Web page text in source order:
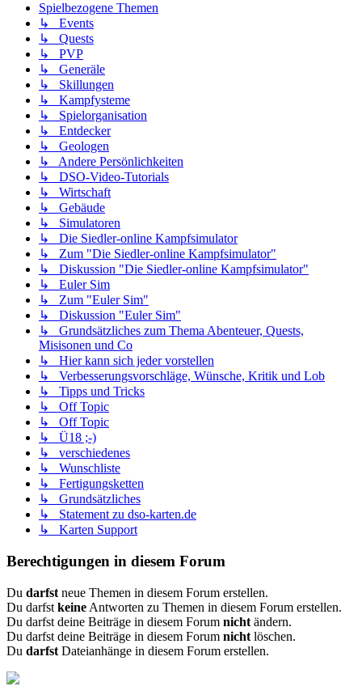
Spielbezogene Themen
↳ Events
↳ Quests
↳ PVP
↳ Generäle
↳ Skillungen
↳ Kampfysteme
↳ Spielorganisation
↳ Entdecker
↳ Geologen
↳ Andere Persönlichkeiten
↳ DSO-Video-Tutorials
↳ Wirtschaft
↳ Gebäude
↳ Simulatoren
↳ Die Siedler-online Kampfsimulator
↳ Zum "Die Siedler-online Kampfsimulator"
↳ Diskussion "Die Siedler-online Kampfsimulator"
↳ Euler Sim
↳ Zum "Euler Sim"
↳ Diskussion "Euler Sim"
↳ Grundsätzliches zum Thema Abenteuer, Quests,
Misisonen und Co
↳ Hier kann sich jeder vorstellen
↳ Verbesserungsvorschläge, Wünsche, Kritik und Lob
↳ Tipps und Tricks
↳ Off Topic
↳ Off Topic
↳ Ü18 ;-)
↳ verschiedenes
↳ Wunschliste
↳ Fertigungsketten
↳ Grundsätzliches
↳ Statement zu dso-karten.de
↳ Karten Support
Berechtigungen in diesem Forum
Du darfst neue Themen in diesem Forum erstellen.
Du darfst keine Antworten zu Themen in diesem Forum erstellen.
Du darfst deine Beiträge in diesem Forum nicht ändern.
Du darfst deine Beiträge in diesem Forum nicht löschen.
Du darfst Dateianhänge in diesem Forum erstellen.